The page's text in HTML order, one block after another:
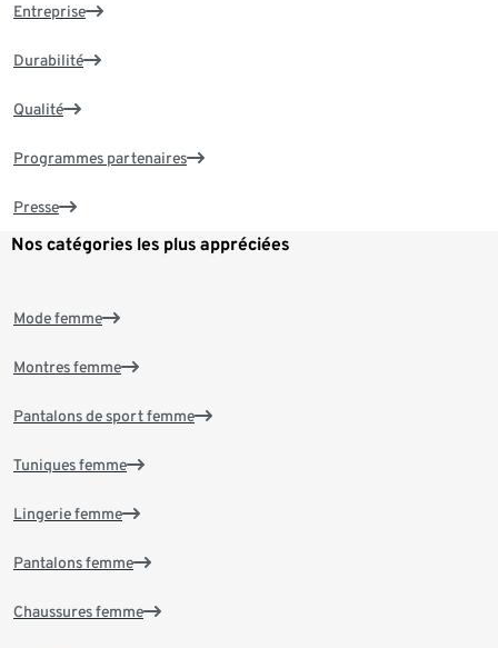
Entreprise
Durabilité
Qualité
Programmes partenaires
Presse
Nos catégories les plus appréciées
Mode femme
Montres femme
Pantalons de sport femme
Tuniques femme
Lingerie femme
Pantalons femme
Chaussures femme